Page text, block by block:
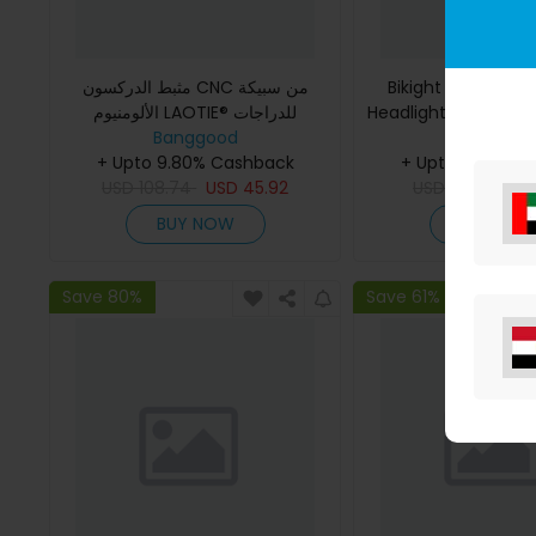
مثبط الدركسون CNC من سبيكة
الألومنيوم LAOTIE® للدراجات
ES18 Lite
Banggood
+ Upto 9.80% Cashback
USD 45.92
BUY NOW
Bikight W678
Headlight XPG+COB مع 6 وضعيات
+ Upto 9.80%
BUY
Save 80% Save 61%